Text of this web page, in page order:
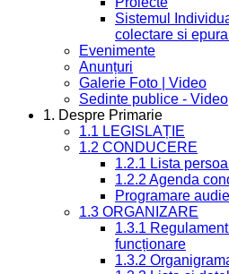
Sistemul
colectare si
Evenimente
Anunțuri
Galerie Foto | Video
Sedinte publice - Video
1. Despre Primarie
1.1 LEGISLAȚIE
1.2 CONDUCERE
1.2.1 Lista
1.2.2 Agenda
Programare
1.3 ORGANIZARE
1.3.1
funcționare
1.3.2